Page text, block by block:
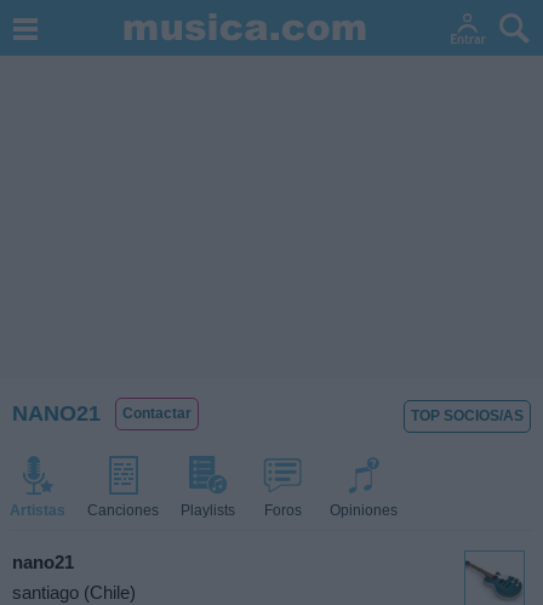
NANO21 Contactar TOP SOCIOS/AS
Artistas Canciones Playlists Foros Opiniones
nano21
santiago (Chile)